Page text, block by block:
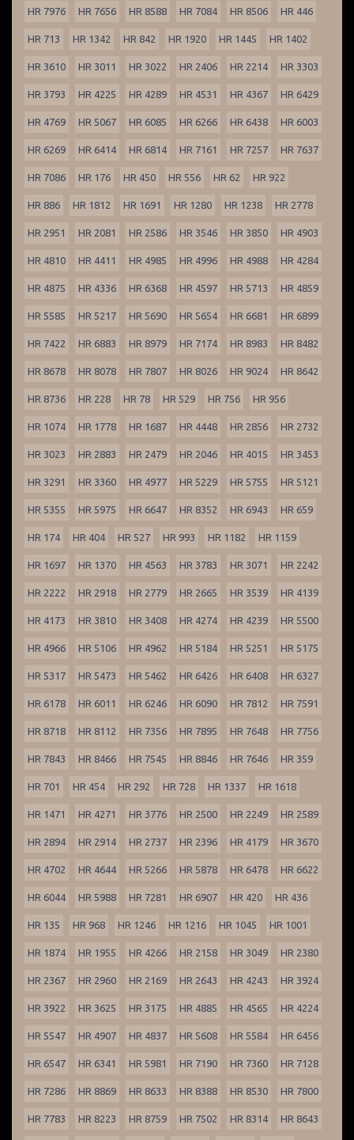
HR 7976 HR 7656 HR 8588 HR 7084 HR 8506 HR 446
HR 713 HR 1342 HR 842 HR 1920 HR 1445 HR 1402
HR 3610 HR 3011 HR 3022 HR 2406 HR 2214 HR 3303
HR 3793 HR 4225 HR 4289 HR 4531 HR 4367 HR 6429
HR 4769 HR 5067 HR 6085 HR 6266 HR 6438 HR 6003
HR 6269 HR 6414 HR 6814 HR 7161 HR 7257 HR 7637
HR 7086 HR 176 HR 450 HR 556 HR 62 HR 922
HR 886 HR 1812 HR 1691 HR 1280 HR 1238 HR 2778
HR 2951 HR 2081 HR 2586 HR 3546 HR 3850 HR 4903
HR 4810 HR 4411 HR 4985 HR 4996 HR 4988 HR 4284
HR 4875 HR 4336 HR 6368 HR 4597 HR 5713 HR 4859
HR 5585 HR 5217 HR 5690 HR 5654 HR 6681 HR 6899
HR 7422 HR 6883 HR 8979 HR 7174 HR 8983 HR 8482
HR 8678 HR 8078 HR 7807 HR 8026 HR 9024 HR 8642
HR 8736 HR 228 HR 78 HR 529 HR 756 HR 956
HR 1074 HR 1778 HR 1687 HR 4448 HR 2856 HR 2732
HR 3023 HR 2883 HR 2479 HR 2046 HR 4015 HR 3453
HR 3291 HR 3360 HR 4977 HR 5229 HR 5755 HR 5121
HR 5355 HR 5975 HR 6647 HR 8352 HR 6943 HR 659
HR 174 HR 404 HR 527 HR 993 HR 1182 HR 1159
HR 1697 HR 1370 HR 4563 HR 3783 HR 3071 HR 2242
HR 2222 HR 2918 HR 2779 HR 2665 HR 3539 HR 4139
HR 4173 HR 3810 HR 3408 HR 4274 HR 4239 HR 5500
HR 4966 HR 5106 HR 4962 HR 5184 HR 5251 HR 5175
HR 5317 HR 5473 HR 5462 HR 6426 HR 6408 HR 6327
HR 6178 HR 6011 HR 6246 HR 6090 HR 7812 HR 7591
HR 8718 HR 8112 HR 7356 HR 7895 HR 7648 HR 7756
HR 7843 HR 8466 HR 7545 HR 8846 HR 7646 HR 359
HR 701 HR 454 HR 292 HR 728 HR 1337 HR 1618
HR 1471 HR 4271 HR 3776 HR 2500 HR 2249 HR 2589
HR 2894 HR 2914 HR 2737 HR 2396 HR 4179 HR 3670
HR 4702 HR 4644 HR 5266 HR 5878 HR 6478 HR 6622
HR 6044 HR 5988 HR 7281 HR 6907 HR 420 HR 436
HR 135 HR 968 HR 1246 HR 1216 HR 1045 HR 1001
HR 1874 HR 1955 HR 4266 HR 2158 HR 3049 HR 2380
HR 2367 HR 2960 HR 2169 HR 2643 HR 4243 HR 3924
HR 3922 HR 3625 HR 3175 HR 4885 HR 4565 HR 4224
HR 5547 HR 4907 HR 4837 HR 5608 HR 5584 HR 6456
HR 6547 HR 6341 HR 5981 HR 7190 HR 7360 HR 7128
HR 7286 HR 8869 HR 8633 HR 8388 HR 8530 HR 7800
HR 7783 HR 8223 HR 8759 HR 7502 HR 8314 HR 8643